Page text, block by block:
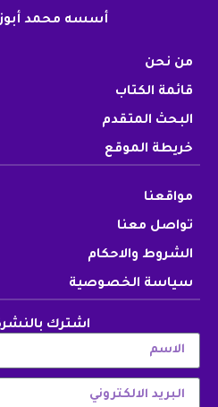
أسسه محمد أبوزيد
من نحن
قائمة الكتاب
البحث المتقدم
خريطة الموقع
مواقعنا
تواصل معنا
الشروط والاحكام
سياسة الخصوصية
اشترك بالنشرة